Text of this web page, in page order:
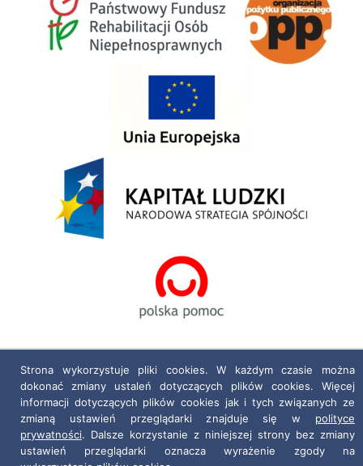
Polityka prywatności|Deklaracja dostępności
Projekt i realizacja:netkoncept.com
Strona wykorzystuje pliki cookies. W każdym czasie można
dokonać zmiany ustaleń dotyczących plików cookies. Więcej
informacji dotyczących plików cookies jak i tych związanych ze
zmianą ustawień przeglądarki znajduje się w polityce
prywatności. Dalsze korzystanie z niniejszej strony bez zmiany
ustawień przeglądarki oznacza wyrażenie zgody na